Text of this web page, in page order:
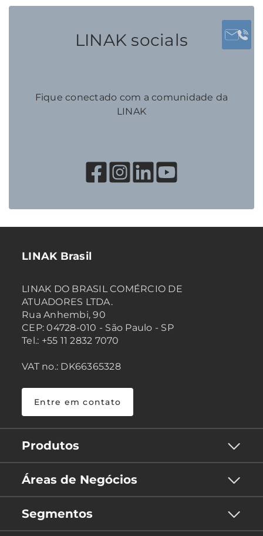
LINAK socials
Fique conectado com a comunidade da
LINAK
LINAK Brasil
LINAK DO BRASIL COMÉRCIO DE
ATUADORES LTDA.
Rua Anhembi, 90
CEP: 04728-010 - São Paulo - SP
Tel.: +55 11 2832 7070
VAT no.: DK66365328
Entre em contato
Produtos
Áreas de Negócios
Segmentos